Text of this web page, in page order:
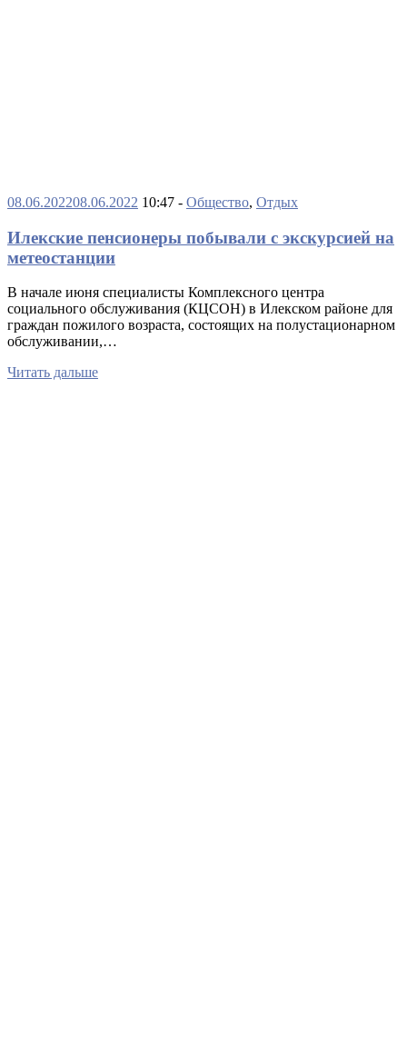
08.06.202208.06.2022 10:47 - Общество, Отдых
Илекские пенсионеры побывали с экскурсией на
метеостанции
В начале июня специалисты Комплексного центра
социального обслуживания (КЦСОН) в Илекском районе для
граждан пожилого возраста, состоящих на полустационарном
обслуживании,…
Читать дальше